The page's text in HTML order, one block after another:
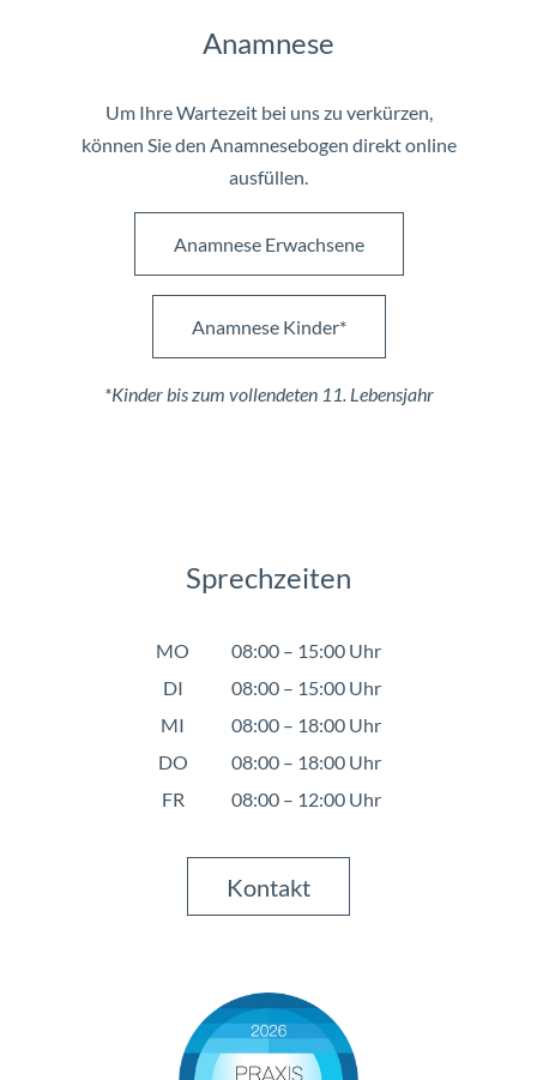
Anamnese
Um Ihre Wartezeit bei uns zu verkürzen,
können Sie den Anamnesebogen direkt online
ausfüllen.
Anamnese Erwachsene
Anamnese Kinder*
*Kinder bis zum vollendeten 11. Lebensjahr
Sprechzeiten
MO
08:00 – 15:00 Uhr
DI
08:00 – 15:00 Uhr
MI
08:00 – 18:00 Uhr
DO
08:00 – 18:00 Uhr
FR
08:00 – 12:00 Uhr
Kontakt